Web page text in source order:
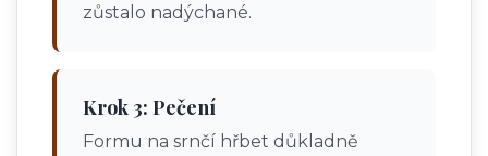
zůstalo nadýchané.
Krok 3: Pečení
Formu na srnčí hřbet důkladně